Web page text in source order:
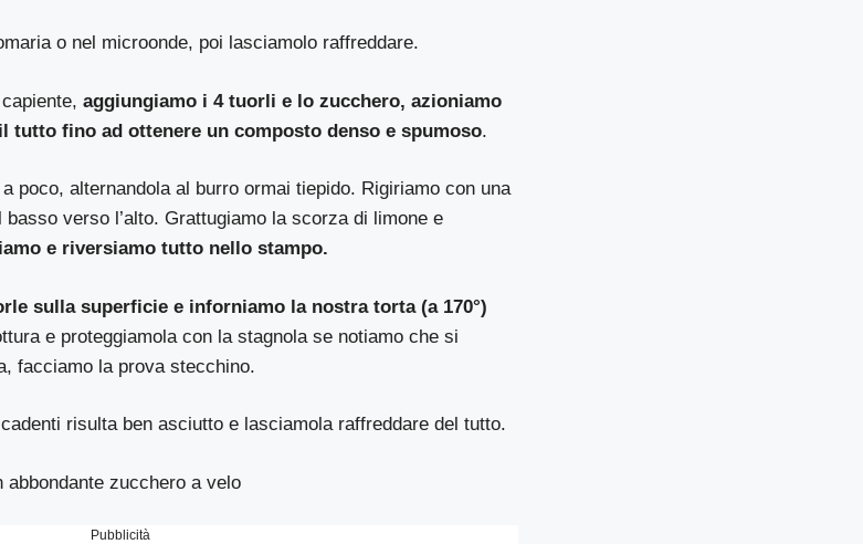
o nel microonde, poi lasciamolo raffreddare.
capiente,aggiungiamo i 4 tuorli e lo zucchero, azioniamo
tutto fino ad ottenere un composto denso e spumoso.
poco, alternandola al burro ormai tiepido. Rigiriamo con una
verso l’alto. Grattugiamo la scorza di limone e
e riversiamo tutto nello stampo.
sulla superficie e inforniamo la nostra torta (a 170°)
e proteggiamola con la stagnola se notiamo che si
facciamo la prova stecchino.
risulta ben asciutto e lasciamola raffreddare del tutto.
zucchero a velo
Pubblicità